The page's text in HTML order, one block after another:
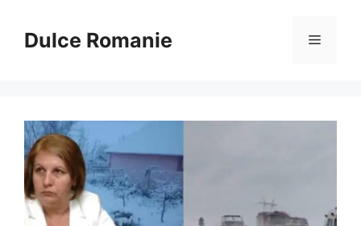
conținutDulce Romanie Meniu